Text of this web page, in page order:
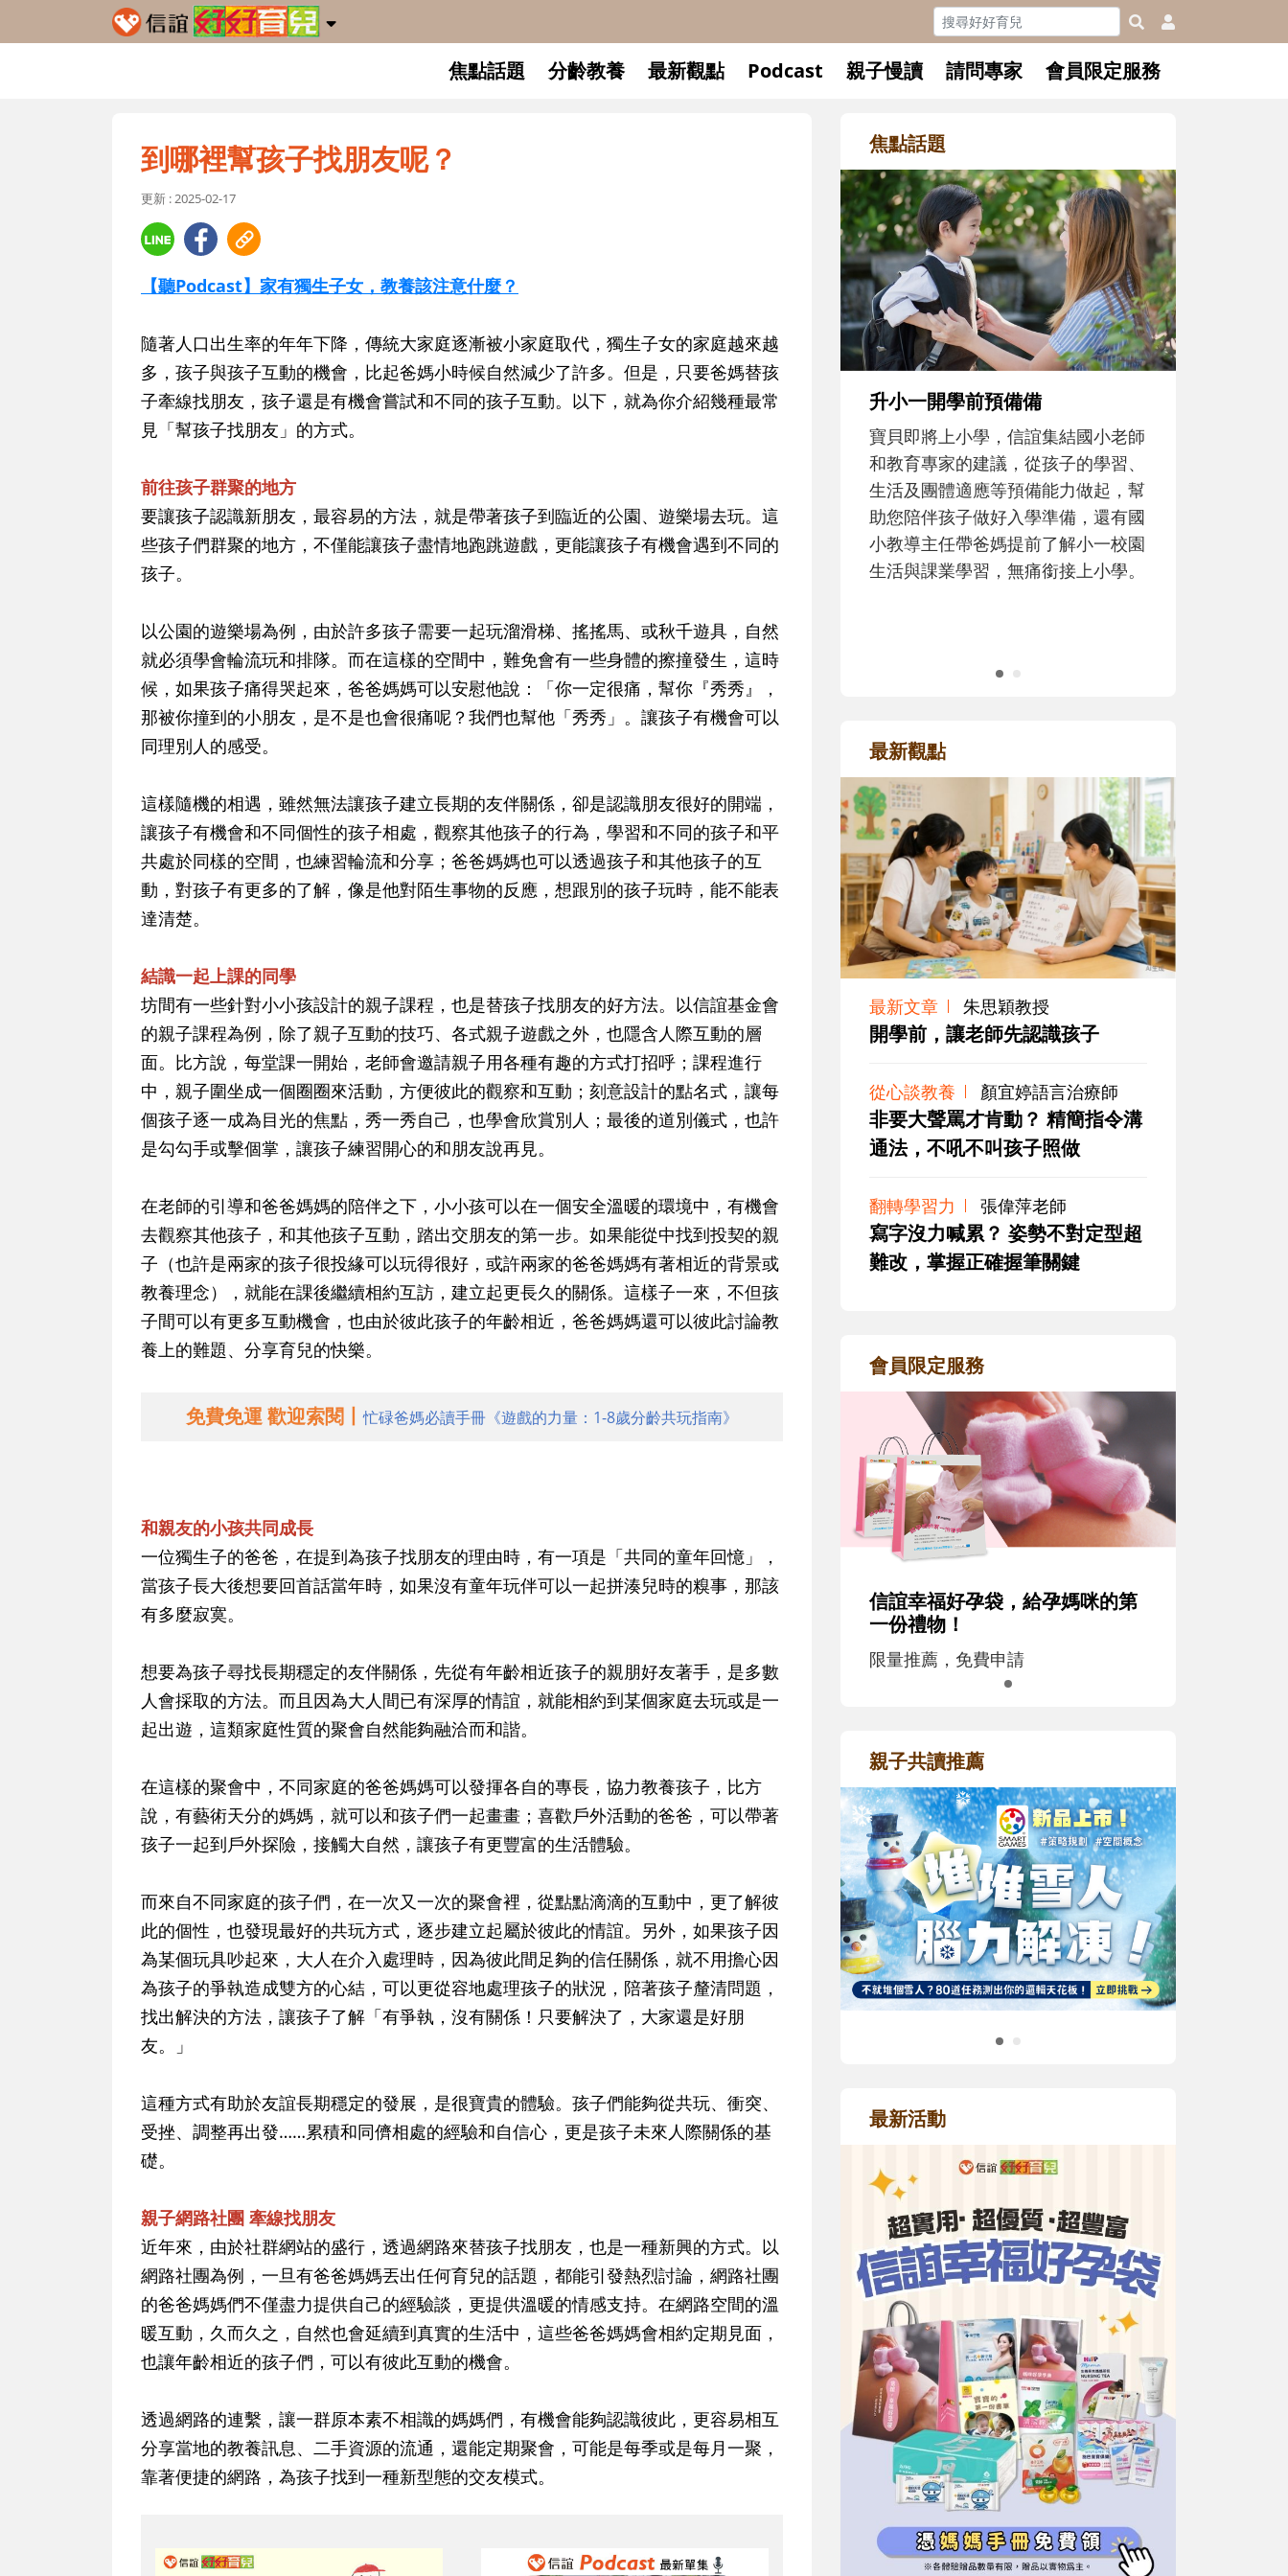
焦點話題 分齡教養 最新觀點 Podcast 親子慢讀 請問專家 會員限定服務
到哪裡幫孩子找朋友呢？
更新 : 2025-02-17
【聽Podcast】家有獨生子女，教養該注意什麼？
隨著人口出生率的年年下降，傳統大家庭逐漸被小家庭取代，獨生子女的家庭越來越
多，孩子與孩子互動的機會，比起爸媽小時候自然減少了許多。但是，只要爸媽替孩
子牽線找朋友，孩子還是有機會嘗試和不同的孩子互動。以下，就為你介紹幾種最常
見「幫孩子找朋友」的方式。
前往孩子群聚的地方
要讓孩子認識新朋友，最容易的方法，就是帶著孩子到臨近的公園、遊樂場去玩。這
些孩子們群聚的地方，不僅能讓孩子盡情地跑跳遊戲，更能讓孩子有機會遇到不同的
孩子。
以公園的遊樂場為例，由於許多孩子需要一起玩溜滑梯、搖搖馬、或秋千遊具，自然
就必須學會輪流玩和排隊。而在這樣的空間中，難免會有一些身體的擦撞發生，這時
候，如果孩子痛得哭起來，爸爸媽媽可以安慰他說：「你一定很痛，幫你『秀秀』，
那被你撞到的小朋友，是不是也會很痛呢？我們也幫他「秀秀」。讓孩子有機會可以
同理別人的感受。
這樣隨機的相遇，雖然無法讓孩子建立長期的友伴關係，卻是認識朋友很好的開端，
讓孩子有機會和不同個性的孩子相處，觀察其他孩子的行為，學習和不同的孩子和平
共處於同樣的空間，也練習輪流和分享；爸爸媽媽也可以透過孩子和其他孩子的互
動，對孩子有更多的了解，像是他對陌生事物的反應，想跟別的孩子玩時，能不能表
達清楚。
結識一起上課的同學
坊間有一些針對小小孩設計的親子課程，也是替孩子找朋友的好方法。以信誼基金會
的親子課程為例，除了親子互動的技巧、各式親子遊戲之外，也隱含人際互動的層
面。比方說，每堂課一開始，老師會邀請親子用各種有趣的方式打招呼；課程進行
中，親子圍坐成一個圈圈來活動，方便彼此的觀察和互動；刻意設計的點名式，讓每
個孩子逐一成為目光的焦點，秀一秀自己，也學會欣賞別人；最後的道別儀式，也許
是勾勾手或擊個掌，讓孩子練習開心的和朋友說再見。
在老師的引導和爸爸媽媽的陪伴之下，小小孩可以在一個安全溫暖的環境中，有機會
去觀察其他孩子，和其他孩子互動，踏出交朋友的第一步。如果能從中找到投契的親
子（也許是兩家的孩子很投緣可以玩得很好，或許兩家的爸爸媽媽有著相近的背景或
教養理念），就能在課後繼續相約互訪，建立起更長久的關係。這樣子一來，不但孩
子間可以有更多互動機會，也由於彼此孩子的年齡相近，爸爸媽媽還可以彼此討論教
養上的難題、分享育兒的快樂。
免費免運 歡迎索閱丨忙碌爸媽必讀手冊《遊戲的力量：1-8歲分齡共玩指南》
和親友的小孩共同成長
一位獨生子的爸爸，在提到為孩子找朋友的理由時，有一項是「共同的童年回憶」，
當孩子長大後想要回首話當年時，如果沒有童年玩伴可以一起拼湊兒時的糗事，那該
有多麼寂寞。
想要為孩子尋找長期穩定的友伴關係，先從有年齡相近孩子的親朋好友著手，是多數
人會採取的方法。而且因為大人間已有深厚的情誼，就能相約到某個家庭去玩或是一
起出遊，這類家庭性質的聚會自然能夠融洽而和諧。
在這樣的聚會中，不同家庭的爸爸媽媽可以發揮各自的專長，協力教養孩子，比方
說，有藝術天分的媽媽，就可以和孩子們一起畫畫；喜歡戶外活動的爸爸，可以帶著
孩子一起到戶外探險，接觸大自然，讓孩子有更豐富的生活體驗。
而來自不同家庭的孩子們，在一次又一次的聚會裡，從點點滴滴的互動中，更了解彼
此的個性，也發現最好的共玩方式，逐步建立起屬於彼此的情誼。另外，如果孩子因
為某個玩具吵起來，大人在介入處理時，因為彼此間足夠的信任關係，就不用擔心因
為孩子的爭執造成雙方的心結，可以更從容地處理孩子的狀況，陪著孩子釐清問題，
找出解決的方法，讓孩子了解「有爭執，沒有關係！只要解決了，大家還是好朋
友。」
這種方式有助於友誼長期穩定的發展，是很寶貴的體驗。孩子們能夠從共玩、衝突、
受挫、調整再出發……累積和同儕相處的經驗和自信心，更是孩子未來人際關係的基
礎。
親子網路社團 牽線找朋友
近年來，由於社群網站的盛行，透過網路來替孩子找朋友，也是一種新興的方式。以
網路社團為例，一旦有爸爸媽媽丟出任何育兒的話題，都能引發熱烈討論，網路社團
的爸爸媽媽們不僅盡力提供自己的經驗談，更提供溫暖的情感支持。在網路空間的溫
暖互動，久而久之，自然也會延續到真實的生活中，這些爸爸媽媽會相約定期見面，
也讓年齡相近的孩子們，可以有彼此互動的機會。
透過網路的連繫，讓一群原本素不相識的媽媽們，有機會能夠認識彼此，更容易相互
分享當地的教養訊息、二手資源的流通，還能定期聚會，可能是每季或是每月一聚，
靠著便捷的網路，為孩子找到一種新型態的交友模式。
焦點話題
升小一開學前預備備
助您陪伴孩子做好入學準備，還有國
小教導主任帶爸媽提前了解小一校園
和孩子一起長大的那個男人│讀
懂父親的不同模樣
沒有人天生就擅長當爸爸！男人總是
在一次次「前所未有」的體驗中，跟
著孩子一起長大。從給予安全感的肢
體遊戲，到獨立自主、角色認同及解
決問題的能力養成。爸爸正嘗試用不
同的模樣，參與孩子每個重要的成長
歷程。
最新觀點
最新文章 朱思穎教授
開學前，讓老師先認識孩子
從心談教養 顏宜婷語言治療師
非要大聲罵才肯動？ 精簡指令溝
通法，不吼不叫孩子照做
翻轉學習力 張偉萍老師
寫字沒力喊累？ 姿勢不對定型超
難改，掌握正確握筆關鍵
會員限定服務
信誼幸福好孕袋，給孕媽咪的第
一份禮物！
限量推薦，免費申請
親子共讀推薦
最新活動